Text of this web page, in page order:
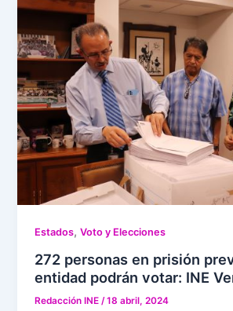
Estados,Voto y Elecciones
272 personas en prisión
entidad podrán votar: INE
Redacción INE/18 abril, 2024